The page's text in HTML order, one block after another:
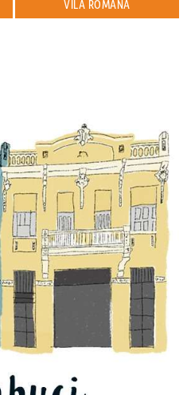
VILA ROMANA